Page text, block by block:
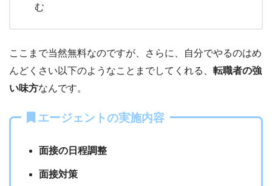
む
ここまで当然無料なのですが、さらに、自分でやるのはめ
んどくさい以下のようなことまでしてくれる、 転職者の強
い味方なんです。
エージェントの実施内容
面接の日程調整
面接対策